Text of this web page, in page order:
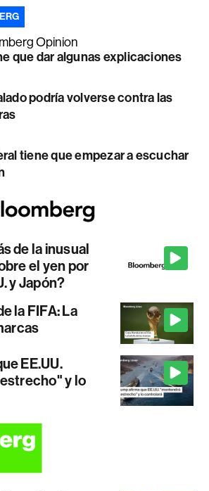
Opinion
que dar algunas explicaciones
podría volverse contra las
tiene que empezar a escuchar
de la inusual
el yen por
y Japón?
la FIFA: La
EE.UU.
y lo